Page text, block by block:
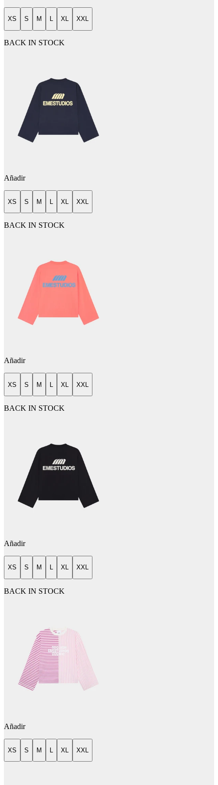
XS S M L XL XXL
BACK IN STOCK
Añadir
XS S M L XL XXL
BACK IN STOCK
Añadir
XS S M L XL XXL
BACK IN STOCK
Añadir
XS S M L XL XXL
BACK IN STOCK
Añadir
XS S M XL XXL